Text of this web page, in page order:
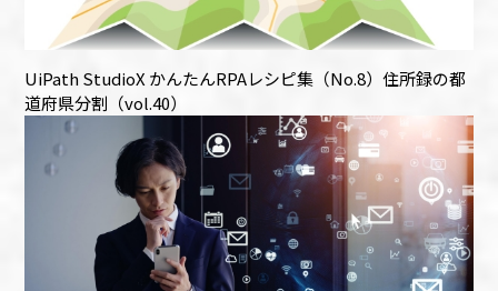
UiPath StudioX かんたんRPAレシピ集（No.8）住所録の都
道府県分割（vol.40）